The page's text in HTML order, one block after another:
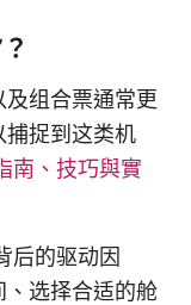
组合票通常更
捕捉到这类机
南、技巧與實
后的驱动因
选择合适的舱